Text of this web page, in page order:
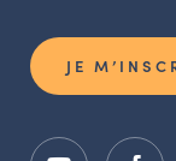
JE